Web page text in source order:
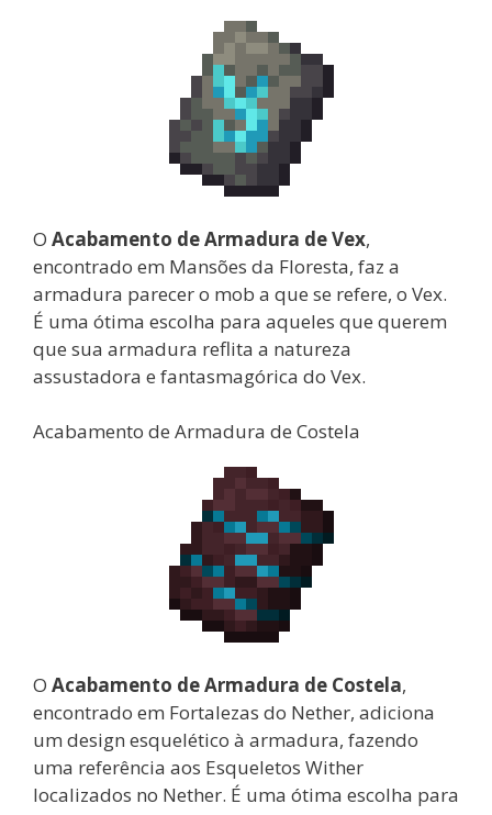
O Acabamento de Armadura de Vex,
encontrado em Mansões da Floresta, faz a
armadura parecer o mob a que se refere, o Vex.
É uma ótima escolha para aqueles que querem
que sua armadura reflita a natureza
assustadora e fantasmagórica do Vex.
Acabamento de Armadura de Costela
O Acabamento de Armadura de Costela,
encontrado em Fortalezas do Nether, adiciona
um design esquelético à armadura, fazendo
uma referência aos Esqueletos Wither
localizados no Nether. É uma ótima escolha para